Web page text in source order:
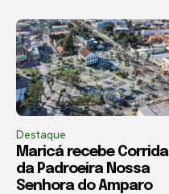
Destaque
Maricá recebe Corrida
da Padroeira Nossa
Senhora do Amparo